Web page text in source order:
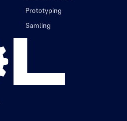
Prototyping
Samling